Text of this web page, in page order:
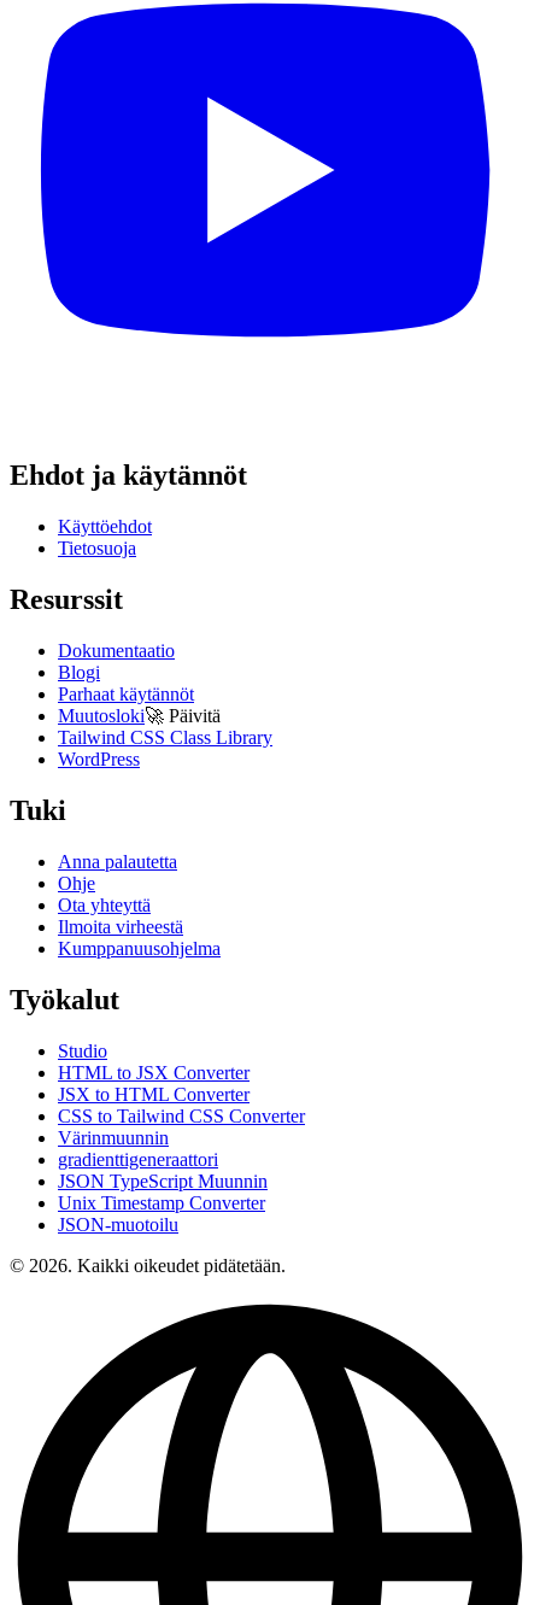
Ehdot ja käytännöt
Käyttöehdot
Tietosuoja
Resurssit
Dokumentaatio
Blogi
Parhaat käytännöt
Muutosloki🚀 Päivitä
Tailwind CSS Class Library
WordPress
Tuki
Anna palautetta
Ohje
Ota yhteyttä
Ilmoita virheestä
Kumppanuusohjelma
Työkalut
Studio
HTML to JSX Converter
JSX to HTML Converter
CSS to Tailwind CSS Converter
Värinmuunnin
gradienttigeneraattori
JSON TypeScript Muunnin
Unix Timestamp Converter
JSON-muotoilu
© 2026. Kaikki oikeudet pidätetään.